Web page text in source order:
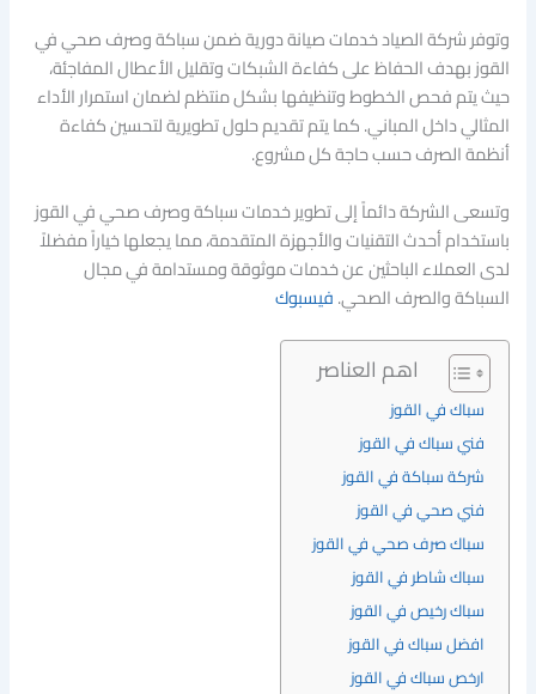
وتوفر شركة الصياد خدمات صيانة دورية ضمن سباكة وصرف صحي في
القوز بهدف الحفاظ على كفاءة الشبكات وتقليل الأعطال المفاجئة،
حيث يتم فحص الخطوط وتنظيفها بشكل منتظم لضمان استمرار الأداء
المثالي داخل المباني. كما يتم تقديم حلول تطويرية لتحسين كفاءة
أنظمة الصرف حسب حاجة كل مشروع.
وتسعى الشركة دائماً إلى تطوير خدمات سباكة وصرف صحي في القوز
باستخدام أحدث التقنيات والأجهزة المتقدمة، مما يجعلها خياراً مفضلاً
لدى العملاء الباحثين عن خدمات موثوقة ومستدامة في مجال
السباكة والصرف الصحي.فيسبوك
اهم العناصر
سباك في القوز
فني سباك في القوز
شركة سباكة في القوز
فني صحي في القوز
سباك صرف صحي في القوز
سباك شاطر في القوز
سباك رخيص في القوز
افضل سباك في القوز
ارخص سباك في القوز